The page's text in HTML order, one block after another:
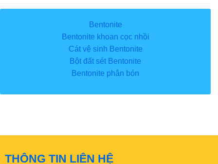
Bentonite
Bentonite khoan cọc nhồi
Cát vệ sinh Bentonite
Bột đất sét Bentonite
Bentonite phân bón
THÔNG TIN LIÊN HỆ